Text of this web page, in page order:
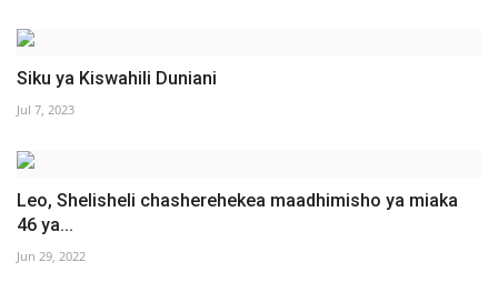
Siku ya Kiswahili Duniani
Jul 7, 2023
Leo, Shelisheli chasherehekea maadhimisho ya miaka
46 ya...
Jun 29, 2022